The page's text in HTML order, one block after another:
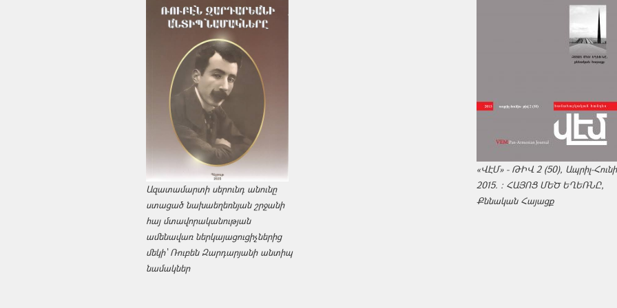
Ազատամարտի սերունդ անունը
ստացած նախաեղեռնյան շրջանի
հայ մտավորականության
ամենավառ ներկայացուցիչներից
մեկի՝ Ռուբեն Զարդարյանի անտիպ
նամակներ
«ՎԷՄ» - ԹԻՎ 2 (50), Ապրիլ-
2015. : ՀԱՅՈՑ ՄԵԾ ԵՂԵՌՆԸ,
Քննական Հայացք